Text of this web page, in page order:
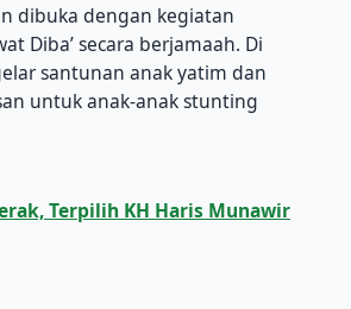
dibuka dengan kegiatan
Diba’ secara berjamaah. Di
santunan anak yatim dan
untuk anak-anak stunting
Terpilih KH Haris Munawir